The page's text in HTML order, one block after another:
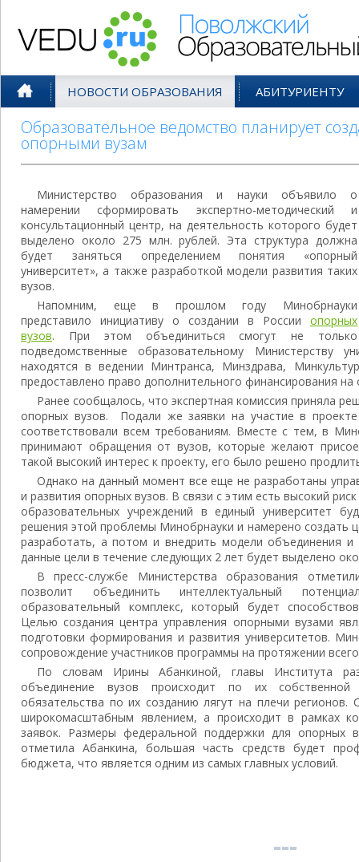
НОВОСТИ ОБРАЗОВАНИЯ АБИТУРИЕНТУ
Образовательное ведомство планирует
опорными вузам
Министерство образования и науки объявило о
намерении сформировать экспертно-методический и
консультационный центр, на деятельность которого будет
выделено около 275 млн. рублей. Эта структура должна
будет заняться определением понятия «опорный
университет», а также разработкой модели развития таких
вузов.
Напомним, еще в прошлом году Минобрнауки
представило инициативу о создании в России опорных
вузов. При этом объединиться смогут не только
подведомственные образовательному Министерству
находятся в ведении Минтранса, Минздрава,
предоставлено право дополнительного финансирования
Ранее сообщалось, что экспертная комиссия приняла
опорных вузов. Подали же заявки на участие в
соответствовали всем требованиям. Вместе с тем, в
принимают обращения от вузов, которые желают
такой высокий интерес к проекту, его было решено
Однако на данный момент все еще не разработаны
и развития опорных вузов. В связи с этим есть высокий
образовательных учреждений в единый университет
решения этой проблемы Минобрнауки и намерено создать
разработать, а потом и внедрить модели объединения
данные цели в течение следующих 2 лет будет выделено
В пресс-службе Министерства образования
позволит объединить интеллектуальный
образовательный комплекс, который будет
Целью создания центра управления опорными вузами
подготовки формирования и развития университетов.
сопровождение участников программы на протяжении
По словам Ирины Абанкиной, главы Института
объединение вузов происходит по их
обязательства по их созданию лягут на плечи регионов.
широкомасштабным явлением, а происходит в рамках
заявок. Размеры федеральной поддержки для опорных
отметила Абанкина, большая часть средств будет
бюджета, что является одним из самых главных условий.